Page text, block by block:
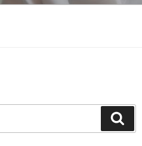
索